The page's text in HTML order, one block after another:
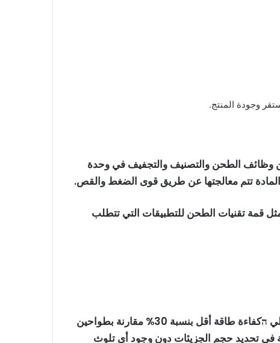
وجودة المنتج.
وظائف الطحن والتصنيف والتجفيف في وحدة
تتم معالجتها عن طريق قوى الضغط والقص.
قمة تقنيات الطحن للتطبيقات التي تتطلب
طاحونة SCM Ultrafine تتمتع بعدة مزايا تقنية تجعلها مثالية لتطبيقات معالجة المعادن. يستهلك نظام الطحن عالي הكفاءة طاقة أقل بنسبة 30% مقارنة بطواحين
في تحديد حجم الجزيئات دون وجود أي تلوث